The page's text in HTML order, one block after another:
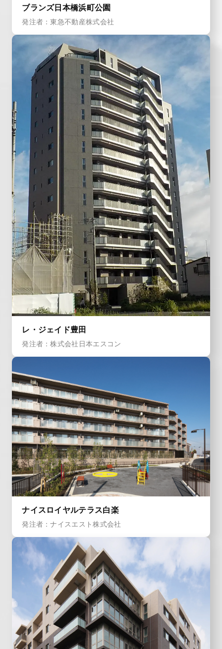
ブランズ日本橋浜町公園
発注者：東急不動産株式会社
レ・ジェイド豊田
発注者：株式会社日本エスコン
ナイスロイヤルテラス白楽
発注者：ナイスエスト株式会社